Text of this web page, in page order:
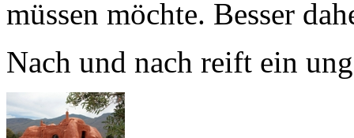
Nach und nach reift ein